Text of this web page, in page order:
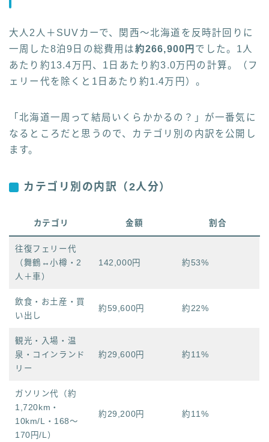
大人2人＋SUVカーで、関西〜北海道を反時計回りに
一周した8泊9日の総費用は約266,900円 でした。1人
あたり約13.4万円、1日あたり約3.0万円の計算。（フ
ェリー代を除くと1日あたり約1.4万円）。
「北海道一周って結局いくらかかるの？」が一番気に
なるところだと思うので、カテゴリ別の内訳を公開し
ます。
カテゴリ別の内訳（2人分）
カテゴリ 金額 割合
往復フェリー代
（舞鶴↔小樽・2
人＋車）
142,000円 約53%
飲食・お土産・買
い出し
約59,600円 約22%
観光・入場・温
泉・コインランド
リー
約29,600円 約11%
ガソリン代（約
1,720km・
10km/L・168〜
170円/L）
約29,200円 約11%